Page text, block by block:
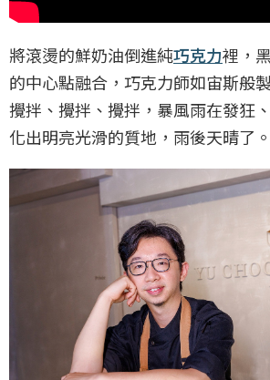
將滾燙的鮮奶油倒進純巧克力裡，
的中心點融合，巧克力師如宙斯般
攪拌、攪拌、攪拌，暴風雨在發狂
化出明亮光滑的質地，雨後天晴了。